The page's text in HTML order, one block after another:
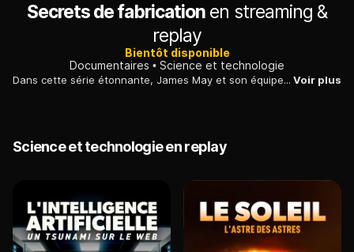
Secrets de fabrication en streaming &
replay
Bientôt disponible
Documentaires
Science et technologie
Dans cette série étonnante, James May et son équipe nous convient à un surprenant voyage au coeur de la science et de l´ingénierie. Voir plus
Science et technologie en replay